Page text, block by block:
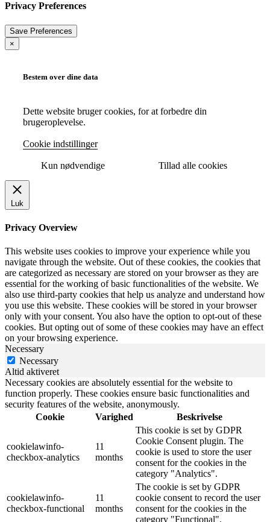
Privacy Preferences
×
Bestem over dine data
Dette website bruger cookies, for at forbedre din
brugeroplevelse.
Cookie indstillinger
Kun nødvendige Tillad alle cookies
Luk
Privacy Overview
This website uses cookies to improve your experience while you
navigate through the website. Out of these cookies, the cookies that
are categorized as necessary are stored on your browser as they are
essential for the working of basic functionalities of the website. We
also use third-party cookies that help us analyze and understand how
you use this website. These cookies will be stored in your browser
only with your consent. You also have the option to opt-out of these
cookies. But opting out of some of these cookies may have an effect
on your browsing experience.
Necessary
Necessary
Altid aktiveret
Necessary cookies are absolutely essential for the website to
function properly. These cookies ensure basic functionalities and
security features of the website, anonymously.
Cookie
Varighed Beskrivelse
cookielawinfo-
checkbox-analytics
11
months
This cookie is set by GDPR
Cookie Consent plugin. The
cookie is used to store the user
consent for the cookies in the
category "Analytics".
cookielawinfo-
checkbox-functional
11
months
The cookie is set by GDPR
cookie consent to record the user
consent for the cookies in the
category "Functional".